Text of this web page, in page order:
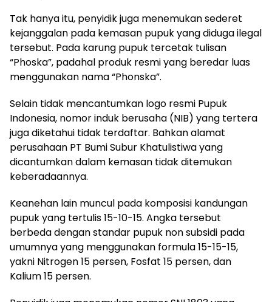
Tak hanya itu, penyidik juga menemukan sederet
kejanggalan pada kemasan pupuk yang diduga ilegal
tersebut. Pada karung pupuk tercetak tulisan
“Phoska”, padahal produk resmi yang beredar luas
menggunakan nama “Phonska”.
Selain tidak mencantumkan logo resmi Pupuk
Indonesia, nomor induk berusaha (NIB) yang tertera
juga diketahui tidak terdaftar. Bahkan alamat
perusahaan PT Bumi Subur Khatulistiwa yang
dicantumkan dalam kemasan tidak ditemukan
keberadaannya.
Keanehan lain muncul pada komposisi kandungan
pupuk yang tertulis 15-10-15. Angka tersebut
berbeda dengan standar pupuk non subsidi pada
umumnya yang menggunakan formula 15-15-15,
yakni Nitrogen 15 persen, Fosfat 15 persen, dan
Kalium 15 persen.